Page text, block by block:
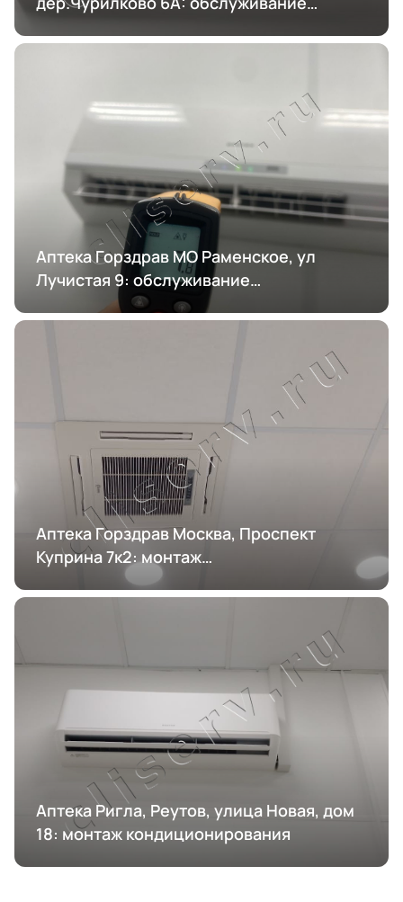
Аптека Горздрав МО Раменское, ул
Лучистая 9: обслуживание
кондиционирования
Аптека Горздрав Москва, Проспект
Куприна 7к2: монтаж
кондиционирования
Аптека Ригла, Реутов, улица Новая, дом
18: монтаж кондиционирования